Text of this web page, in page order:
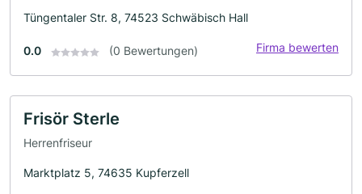
Tüngentaler Str. 8, 74523 Schwäbisch Hall
0.0 (0 Bewertungen) Firma bewerten
Frisör Sterle
Herrenfriseur
Marktplatz 5, 74635 Kupferzell